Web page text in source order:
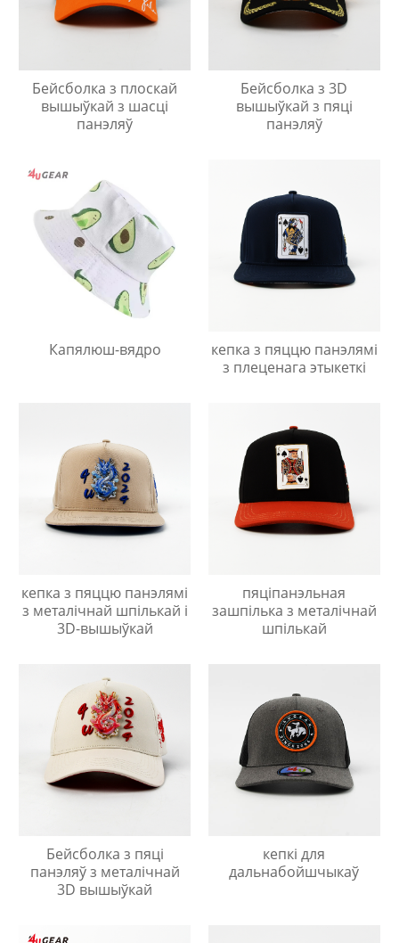
Бейсболка з плоскай
вышыўкай з шасці
панэляў
Бейсболка з 3D
вышыўкай з пяці
панэляў
Капялюш-вядро
кепка з пяццю панэлямі
з плеценага этыкеткі
кепка з пяццю панэлямі
з металічнай шпількай і
3D-вышыўкай
пяціпанэльная
зашпілька з металічнай
шпількай
Бейсболка з пяці
панэляў з металічнай
3D вышыўкай
кепкі для
дальнабойшчыкаў